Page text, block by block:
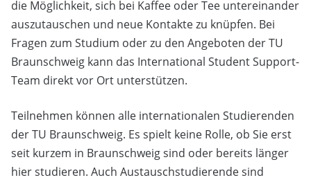
die Möglichkeit, sich bei Kaffee oder Tee untereinander
auszutauschen und neue Kontakte zu knüpfen. Bei
Fragen zum Studium oder zu den Angeboten der TU
Braunschweig kann das International Student Support-
Team direkt vor Ort unterstützen.
Teilnehmen können alle internationalen Studierenden
der TU Braunschweig. Es spielt keine Rolle, ob Sie erst
seit kurzem in Braunschweig sind oder bereits länger
hier studieren. Auch Austauschstudierende sind